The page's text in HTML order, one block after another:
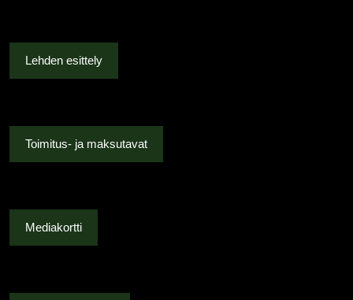
Lehden esittely
Toimitus- ja maksutavat
Mediakortti